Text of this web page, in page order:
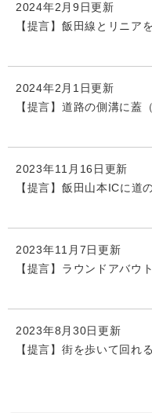
2024年2月9日更新
【提言】飯田線とリニア
2024年2月1日更新
【提言】道路の側溝に蓋
2023年11月16日更新
【提言】飯田山本ICに道
2023年11月7日更新
【提言】ラウンドアバウ
2023年8月30日更新
【提言】街を歩いて回れ